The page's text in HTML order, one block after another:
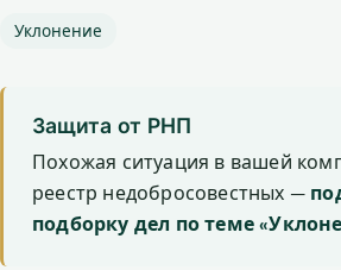
Уклонение
Защита от РНП
Похожая ситуация в вашей
реестр недобросовестных —
подборку дел по теме